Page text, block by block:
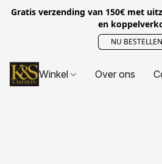
Gratis verzending van 150€ met
en
NU BESTELLEN
Winkel Over ons